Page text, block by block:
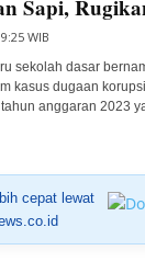
Sapi,
WIB
sekolah dasar
kasus dugaan
anggaran 2023
cepat lewat